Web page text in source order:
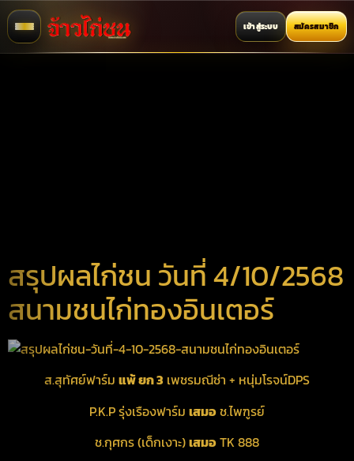
เข้าสู่ระบบ สมัครสมาชิก
สรุปผลไก่ชน วันที่ 4/10/2568
สนามชนไก่ทองอินเตอร์
ส.สุทัศย์ฟาร์ม แพ้ ยก 3 เพชรมณีซ่า + หนุ่มโรจน์DPS
P.K.P รุ่งเรืองฟาร์ม เสมอช.ไพฑูรย์
ช.กุศกร (เด็กเงาะ)เสมอTK 888